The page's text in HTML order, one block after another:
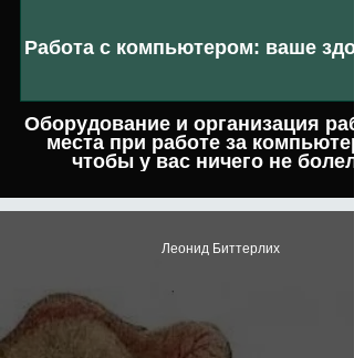
Оборудование и организация
места при работе за
чтобы у вас ничего не
Работа с компьютером: ваше
Леонид Биттерлих